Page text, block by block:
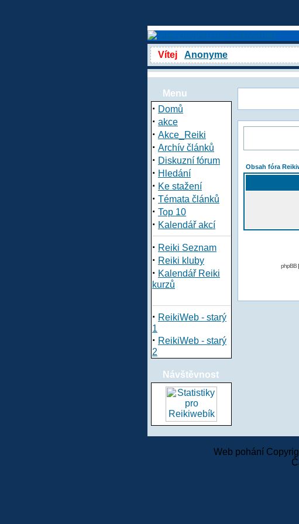
Vítej Anonyme
Menu
· Domů
· akce
· Akce_Reiki
· Archív článků
· Diskuzní fórum
· Hledání
· Ke stažení
· Témata článků
· Top 10
· Kalendář akcí
· Reiki Seznam
· Reiki kluby
· Kalendář Reiki
kurzů
· ReikiWeb - starý
1
· ReikiWeb - starý
2
Návštěvnost
Obsah fóra
phpBB
Web pohání